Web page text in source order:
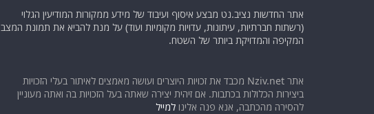
אתר החדשות נציב.נט מבצע איסוף ועיבוד של מידע ממקורות המודיעין הגלוי
(רשתות חברתיות, עיתונות, עדויות מקומיות ועוד) על מנת להביא את תמונת המצב
המקיפה והמדויקת ביותר של השטח.
אתר Nziv.net מכבד את זכויות היוצרים ועושה מאמצים לאיתור בעלי הזכויות
ביצירות הכלולות בכתבות. אם זיהית יצירה שאתה בעל הזכויות בה ואתה מעוניין
להסירה מהכתבה, אנא פנה אלינו למייל